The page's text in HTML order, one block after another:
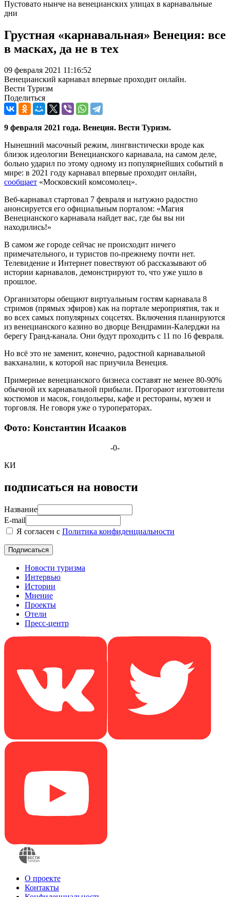
Пустовато нынче на венецианских улицах в карнавальные
дни
Грустная «карнавальная» Венеция: все
в масках, да не в тех
09 февраля 2021 11:16:52
Венецианский карнавал впервые проходит онлайн.
Вести Туризм
Поделиться
9 февраля 2021 года. Венеция. Вести Туризм.
Нынешний масочный режим, лингвистически вроде как
близок идеологии Венецианского карнавала, на самом деле,
больно ударил по этому одному из популярнейших событий в
мире: в 2021 году карнавал впервые проходит онлайн,
сообщает «Московский комсомолец».
Веб-карнавал стартовал 7 февраля и натужно радостно
анонсируется его официальным порталом: «Магия
Венецианского карнавала найдет вас, где бы вы ни
находились!»
В самом же городе сейчас не происходит ничего
примечательного, и туристов по-прежнему почти нет.
Телевидение и Интернет повествуют об рассказывают об
истории карнавалов, демонстрируют то, что уже ушло в
прошлое.
Организаторы обещают виртуальным гостям карнавала 8
стримов (прямых эфиров) как на портале мероприятия, так и
во всех самых популярных соцсетях. Включения планируются
из венецианского казино во дворце Вендрамин-Калерджи на
берегу Гранд-канала. Они будут проходить с 11 по 16 февраля.
Но всё это не заменит, конечно, радостной карнавальной
вакханалии, к которой нас приучила Венеция.
Примерные венецианского бизнеса составят не менее 80-90%
обычной их карнавальной прибыли. Прогорают изготовители
костюмов и масок, гондольеры, кафе и рестораны, музеи и
торговля. Не говоря уже о туроператорах.
Фото: Константин Исааков
-0-
КИ
подписаться на новости
Название
E-mail
Я согласен с Политика конфиденциальности
Новости туризма
Интервью
Истории
Мнение
Проекты
Отели
Пресс-центр
О проекте
Контакты